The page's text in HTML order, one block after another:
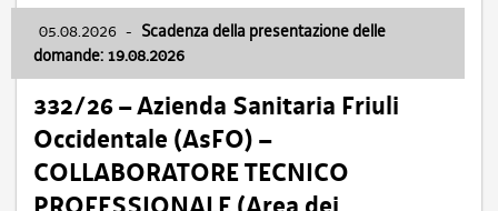
05.08.2026 - Scadenza della presentazione delle
domande: 19.08.2026
332/26 – Azienda Sanitaria Friuli
Occidentale (AsFO) –
COLLABORATORE TECNICO